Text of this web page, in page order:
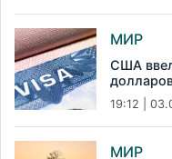
МИР
США
19:12 |
МИР